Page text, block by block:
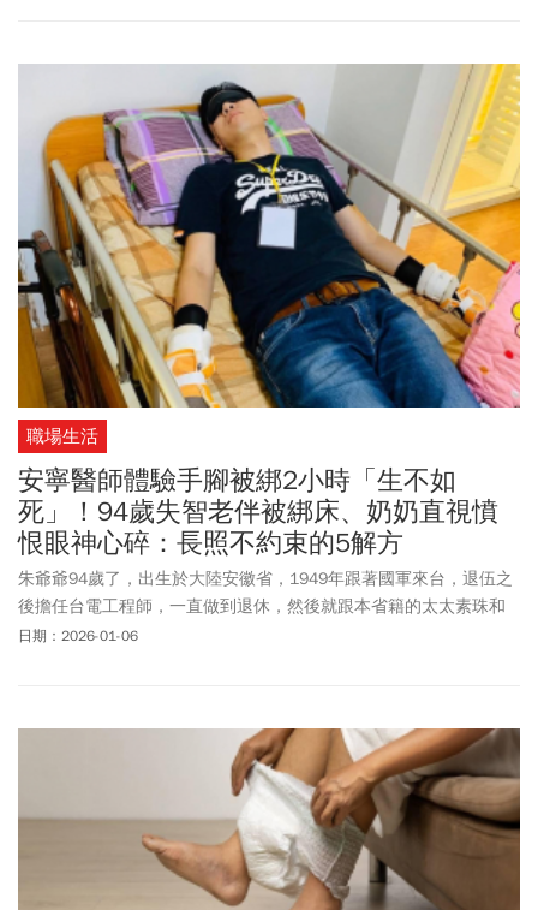
職場生活
安寧醫師體驗手腳被綁2小時「生不如
死」！94歲失智老伴被綁床、奶奶直視憤
恨眼神心碎：長照不約束的5解方
朱爺爺94歲了，出生於大陸安徽省，1949年跟著國軍來台，退伍之
後擔任台電工程師，一直做到退休，然後就跟本省籍的太太素珠和
兒子住在斗六。只是好景不常，75歲時，朱爺爺被診斷出患有輕度
為不受控制的失智患者約束起來。約束的方式有很多，從比較不那
麼限制的手套，到手腳都必須用棉繩綁在床欄上都有。朱奶奶一直
日期：2026-01-06